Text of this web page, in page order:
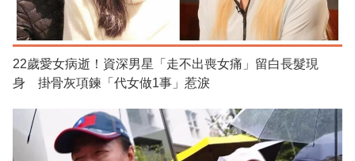
22歲愛女病逝！資深男星「走不出喪女痛」留白長髮現
身 掛骨灰項鍊「代女做1事」惹淚